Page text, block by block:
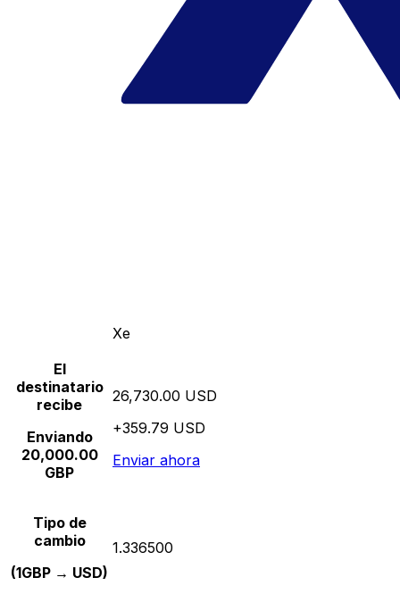
Xe
El
destinatario
recibe
Enviando
20,000.00
GBP
26,730.00 USD
+359.79 USD
Enviar ahora
Tipo de
cambio
(1GBP → USD)
1.336500